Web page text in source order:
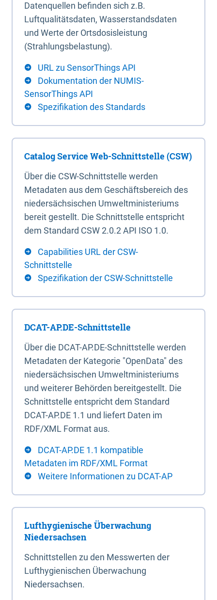
Datenquellen befinden sich z.B.
Luftqualitätsdaten, Wasserstandsdaten
und Werte der Ortsdosisleistung
(Strahlungsbelastung).
URL zu SensorThings API
Dokumentation der NUMIS-
SensorThings API
Spezifikation des Standards
Catalog Service Web-Schnittstelle (CSW)
Über die CSW-Schnittstelle werden
Metadaten aus dem Geschäftsbereich des
niedersächsischen Umweltministeriums
bereit gestellt. Die Schnittstelle entspricht
dem Standard CSW 2.0.2 API ISO 1.0.
Capabilities URL der CSW-
Schnittstelle
Spezifikation der CSW-Schnittstelle
DCAT-AP.DE-Schnittstelle
Über die DCAT-AP.DE-Schnittstelle werden
Metadaten der Kategorie "OpenData" des
niedersächsischen Umweltministeriums
und weiterer Behörden bereitgestellt. Die
Schnittstelle entspricht dem Standard
DCAT-AP.DE 1.1 und liefert Daten im
RDF/XML Format aus.
DCAT-AP.DE 1.1 kompatible
Metadaten im RDF/XML Format
Weitere Informationen zu DCAT-AP
Lufthygienische Überwachung
Niedersachsen
Schnittstellen zu den Messwerten der
Lufthygienischen Überwachung
Niedersachsen.